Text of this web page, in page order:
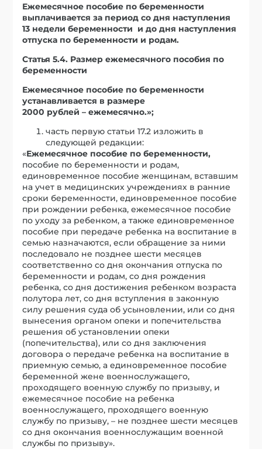
Ежемесячное пособие по беременности
выплачивается за период со дня наступления
13 недели беременности и до дня наступления
отпуска по беременности и родам.
Статья 5.4. Размер ежемесячного пособия по
беременности
Ежемесячное пособие по беременности
устанавливается в размере
2000 рублей – ежемесячно.»;
часть первую статьи 17.2 изложить в
следующей редакции:
«Ежемесячное пособие по беременности,
пособие по беременности и родам,
единовременное пособие женщинам, вставшим
на учет в медицинских учреждениях в ранние
сроки беременности, единовременное пособие
при рождении ребенка, ежемесячное пособие
по уходу за ребенком, а также единовременное
пособие при передаче ребенка на воспитание в
семью назначаются, если обращение за ними
последовало не позднее шести месяцев
соответственно со дня окончания отпуска по
беременности и родам, со дня рождения
ребенка, со дня достижения ребенком возраста
полутора лет, со дня вступления в законную
силу решения суда об усыновлении, или со дня
вынесения органом опеки и попечительства
решения об установлении опеки
(попечительства), или со дня заключения
договора о передаче ребенка на воспитание в
приемную семью, а единовременное пособие
беременной жене военнослужащего,
проходящего военную службу по призыву, и
ежемесячное пособие на ребенка
военнослужащего, проходящего военную
службу по призыву, – не позднее шести месяцев
со дня окончания военнослужащим военной
службы по призыву».